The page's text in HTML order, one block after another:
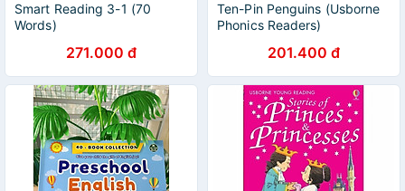
Smart Reading 3-1 (70
Words)
271.000 đ
Ten-Pin Penguins (Usborne
Phonics Readers)
201.400 đ